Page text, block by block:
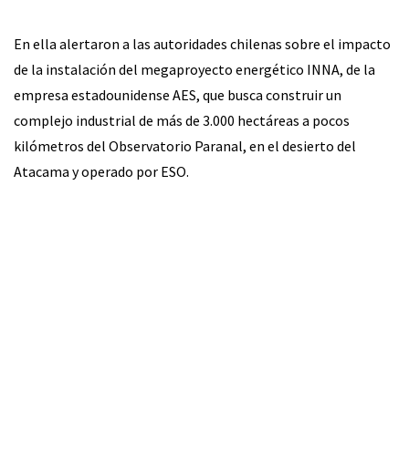
En ella alertaron a las autoridades chilenas sobre el impacto
de la instalación del megaproyecto energético INNA, de la
empresa estadounidense AES, que busca construir un
complejo industrial de más de 3.000 hectáreas a pocos
kilómetros del Observatorio Paranal, en el desierto del
Atacama y operado por ESO.